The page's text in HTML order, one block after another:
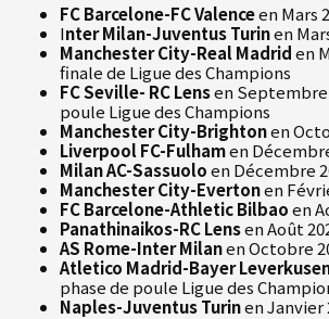
FC Barcelone-FC Valenceen Mars
Inter Milan-Juventus Turinen
Manchester City-Real Madriden
finale de Ligue des Champions
FC Seville- RC Lensen Septembre
poule Ligue des Champions
Manchester City-Brightonen
Liverpool FC-Fulhamen
Milan AC-Sassuoloen Décembre
Manchester City-Evertonen
FC Barcelone-Athletic Bilbaoen
Panathinaikos-RC Lensen Août
AS Rome-Inter Milanen Octobre
Atletico Madrid-Bayer
phase de poule Ligue des
Naples-Juventus Turinen Janvier